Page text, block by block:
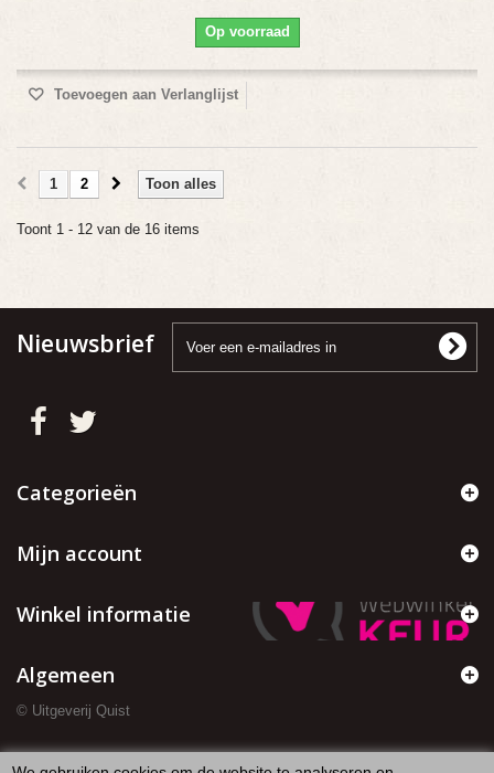
Op voorraad
Toevoegen aan Verlanglijst
Toon alles
1 2
Toont 1 - 12 van de 16 items
Nieuwsbrief
Categorieën
Mijn account
Winkel informatie
Algemeen
© Uitgeverij Quist